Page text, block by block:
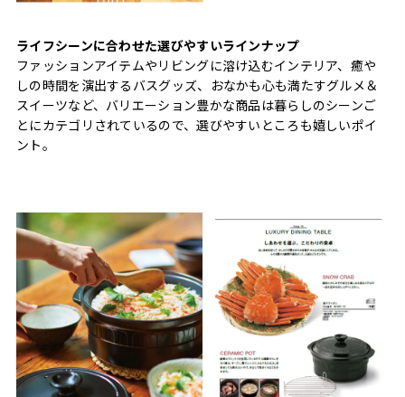
ライフシーンに合わせた選びやすいラインナップ
ファッションアイテムやリビングに溶け込むインテリア、癒や
しの時間を演出するバスグッズ、おなかも心も満たすグルメ＆
スイーツなど、バリエーション豊かな商品は暮らしのシーンご
とにカテゴリされているので、選びやすいところも嬉しいポイ
ント。